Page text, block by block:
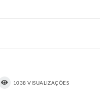
1038 VISUALIZAÇÕES